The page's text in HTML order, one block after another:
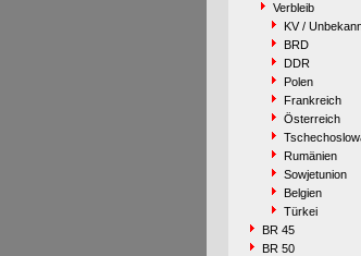
Verbleib
KV /
BRD
DDR
Polen
Frankreich
Österreich
Rumänien
Sowjetunion
Belgien
Türkei
BR 45
BR 50